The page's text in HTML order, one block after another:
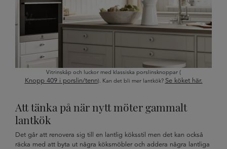
Vitrinskåp och luckor med klassiska porslinsknoppar (
Knopp 409 i porslin/tenn). Kan det bli mer lantkök? Se köket här.
Att tänka på när nytt möter gammalt
lantkök
Det går att renovera sig till en lantlig köksstil men det kan också
räcka med att byta ut några köksmöbler och addera några lantliga